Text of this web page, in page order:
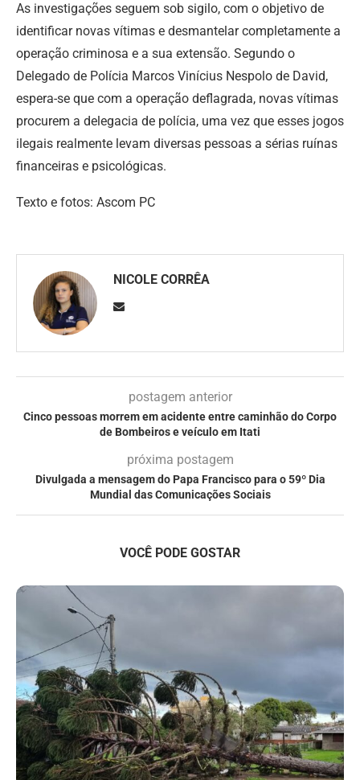
As investigações seguem sob sigilo, com o objetivo de
identificar novas vítimas e desmantelar completamente a
operação criminosa e a sua extensão. Segundo o
Delegado de Polícia Marcos Vinícius Nespolo de David,
espera-se que com a operação deflagrada, novas vítimas
procurem a delegacia de polícia, uma vez que esses jogos
ilegais realmente levam diversas pessoas a sérias ruínas
financeiras e psicológicas.
Texto e fotos: Ascom PC
NICOLE CORRÊA
postagem anterior
Cinco pessoas morrem em acidente entre caminhão do Corpo
de Bombeiros e veículo em Itati
próxima postagem
Divulgada a mensagem do Papa Francisco para o 59º Dia
Mundial das Comunicações Sociais
VOCÊ PODE GOSTAR